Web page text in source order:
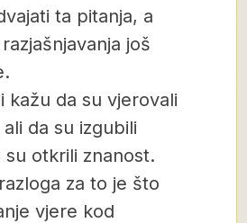
ta pitanja, a
još
kažu da su vjerovali
da su izgubili
su otkrili znanost.
za to je što
vjere kod